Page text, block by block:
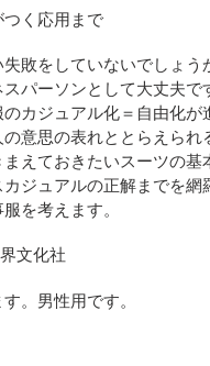
く応用まで
失敗をしていないでしょ
パーソンとして大丈夫で
のカジュアル化＝自由化が
意思の表れととらえられ
えておきたいスーツの基
ジュアルの正解までを網
を考えます。
文化社
。男性用です。